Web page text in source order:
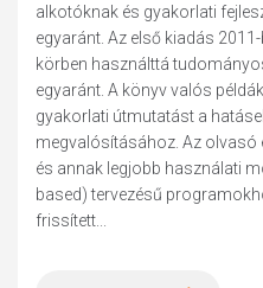
alkotóknak és gyakorlati
egyaránt. Az első kiadás
körben használttá
egyaránt. A könyv valós
gyakorlati útmutatást a
megvalósításához. Az olvasó
és annak legjobb használati
based) tervezésű
frissített...